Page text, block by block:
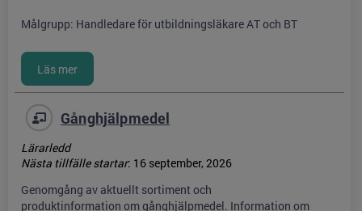
Målgrupp: Handledare för utbildningsläkare AT och BT
Gånghjälpmedel
Lärarledd
Nästa tillfälle startar: 16 september, 2026
Genomgång av aktuellt sortiment och
produktinformation om gånghjälpmedel. Information om